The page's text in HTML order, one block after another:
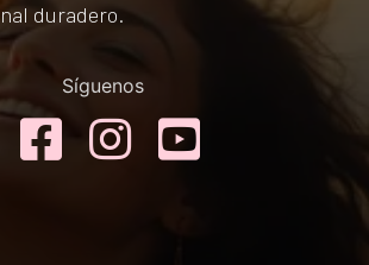
duradero.
Síguenos
Facebook
Instagram